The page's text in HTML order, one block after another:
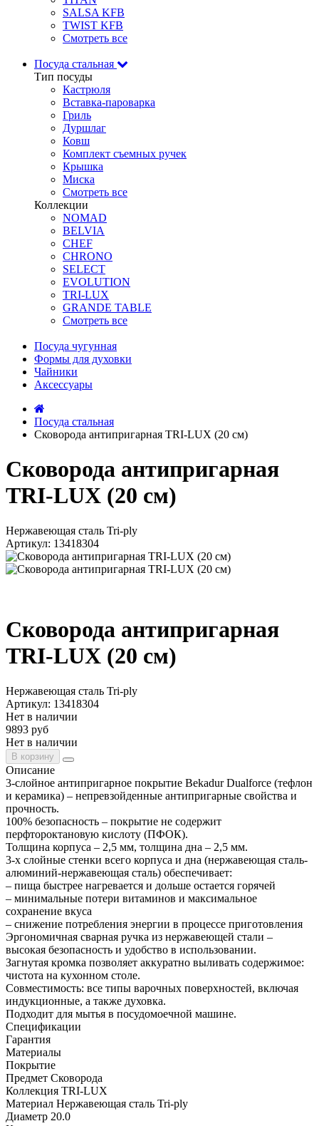
SALSA KFB
TWIST KFB
Смотреть все
Посуда стальная
Тип посуды
Кастрюля
Вставка-пароварка
Гриль
Дуршлаг
Ковш
Комплект съемных ручек
Крышка
Миска
Смотреть все
Коллекции
NOMAD
BELVIA
CHEF
CHRONO
SELECT
EVOLUTION
TRI-LUX
GRANDE TABLE
Смотреть все
Посуда чугунная
Формы для духовки
Чайники
Аксессуары
Посуда стальная
Сковорода антипригарная TRI-LUX (20 см)
Сковорода антипригарная
TRI-LUX (20 см)
Нержавеющая сталь Tri-ply
Артикул: 13418304
Сковорода антипригарная
TRI-LUX (20 см)
Нержавеющая сталь Tri-ply
Артикул: 13418304
Нет в наличии
9893 руб
Нет в наличии
В корзину
Описание
3-слойное антипригарное покрытие Bekadur Dualforce (тефлон
и керамика) – непревзойденные антипригарные свойства и
прочность.
100% безопасность – покрытие не содержит
перфтороктановую кислоту (ПФОК).
Толщина корпуса – 2,5 мм, толщина дна – 2,5 мм.
3-х слойные стенки всего корпуса и дна (нержавеющая сталь-
алюминий-нержавеющая сталь) обеспечивает:
– пища быстрее нагревается и дольше остается горячей
– минимальные потери витаминов и максимальное
сохранение вкуса
– снижение потребления энергии в процессе приготовления
Эргономичная сварная ручка из нержавеющей стали –
высокая безопасность и удобство в использовании.
Загнутая кромка позволяет аккуратно выливать содержимое:
чистота на кухонном столе.
Совместимость: все типы варочных поверхностей, включая
индукционные, а также духовка.
Подходит для мытья в посудомоечной машине.
Спецификации
Гарантия
Материалы
Покрытие
Предмет Сковорода
Коллекция TRI-LUX
Материал Нержавеющая сталь Tri-ply
Диаметр 20.0